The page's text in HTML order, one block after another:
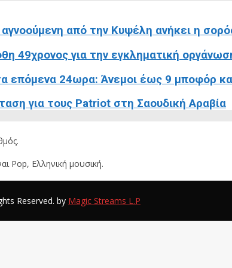
από την Κυψέλη ανήκει η
49χρονος για την εγκληματική
επόμενα 24ωρα: Άνεμοι έως 9 μποφόρ
για τους Patriot στη Σαουδική Αραβία
Pop, Ελληνική μουσική.
Reserved. by Magic Streams L.P